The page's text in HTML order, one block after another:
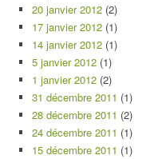
20 janvier 2012 (2)
17 janvier 2012 (1)
14 janvier 2012 (1)
5 janvier 2012 (1)
1 janvier 2012 (2)
31 décembre 2011 (1)
28 décembre 2011 (2)
24 décembre 2011 (1)
15 décembre 2011 (1)